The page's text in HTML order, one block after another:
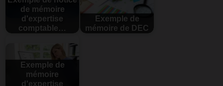
de mémoire
d'expertise
comptable…
Exemple de
mémoire de DEC
Exemple de
mémoire
d'expertise